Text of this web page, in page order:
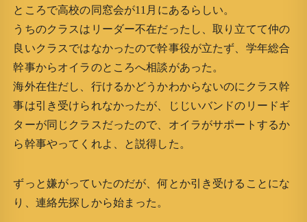
ところで高校の同窓会が11月にあるらしい。
うちのクラスはリーダー不在だったし、取り立てて仲の
良いクラスではなかったので幹事役が立たず、学年総合
幹事からオイラのところへ相談があった。
海外在住だし、行けるかどうかわからないのにクラス幹
事は引き受けられなかったが、じじいバンドのリードギ
ターが同じクラスだったので、オイラがサポートするか
ら幹事やってくれよ、と説得した。
ずっと嫌がっていたのだが、何とか引き受けることにな
り、連絡先探しから始まった。